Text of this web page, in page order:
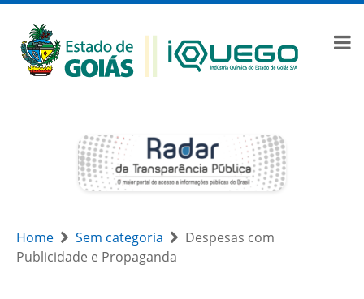
Home Sem categoria
Despesas com
Publicidade e Propaganda